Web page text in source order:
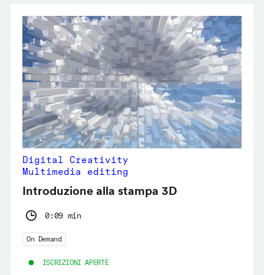
Digital Creativity
Multimedia editing
Introduzione alla stampa 3D
0:09 min
On Demand
ISCRIZIONI APERTE